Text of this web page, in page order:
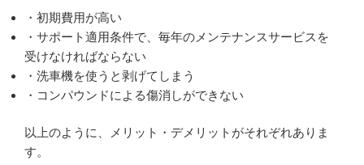
・初期費用が高い
・サポート適用条件で、毎年のメンテナンスサービスを
受けなければならない
・洗車機を使うと剥げてしまう
・コンパウンドによる傷消しができない
以上のように、メリット・デメリットがそれぞれありま
す。